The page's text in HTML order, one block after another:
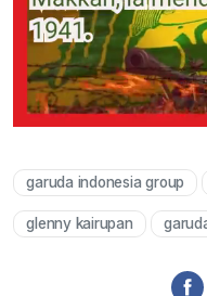
garuda indonesia group
glenny kairupan